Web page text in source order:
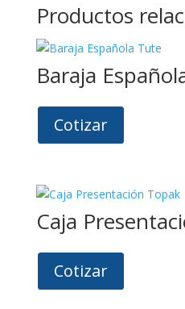
Productos
Baraja
Cotizar
Caja
Cotizar